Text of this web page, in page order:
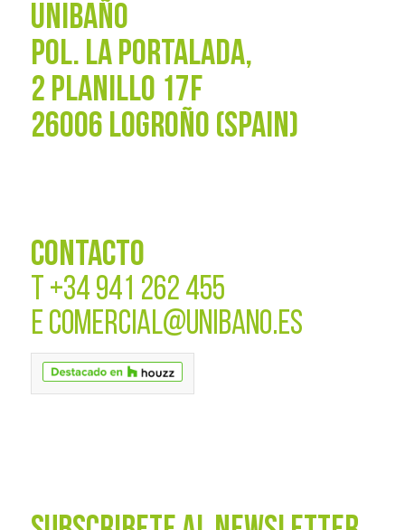
UNIBAÑO
POL. La Portalada,
2 PLANILLO 17F
26006 LOGROÑO (SPAIN)
CONTACTO
T +34 941 262 455
E COMERCIAL@UNIBANO.ES